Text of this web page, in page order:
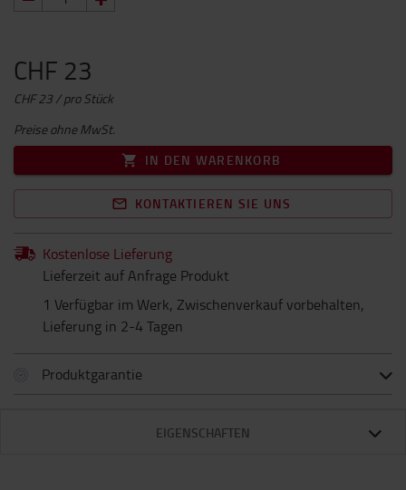
CHF 23
CHF 23 / pro Stück
Preise ohne MwSt.
IN DEN WARENKORB
KONTAKTIEREN SIE UNS
Kostenlose Lieferung
Lieferzeit auf Anfrage Produkt
1 Verfügbar im Werk, Zwischenverkauf vorbehalten,
Lieferung in 2-4 Tagen
Produktgarantie
EIGENSCHAFTEN